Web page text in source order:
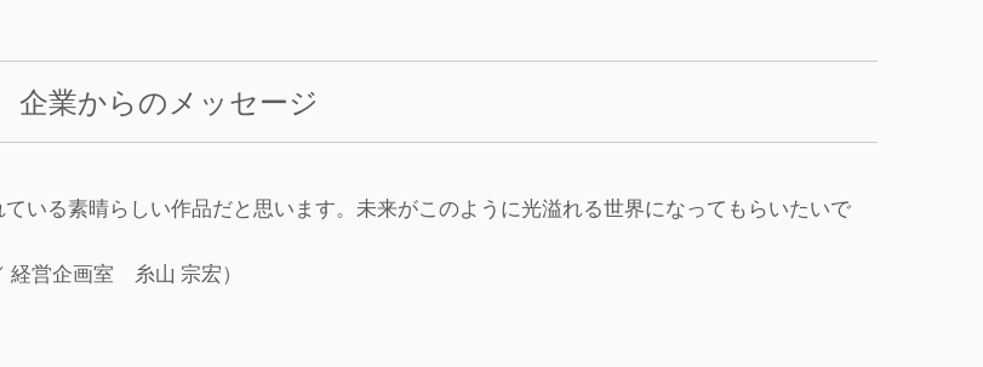
企業からのメッセージ
いる素晴らしい作品だと思います。未来がこのように光溢れる世界になってもらいたいで
経営企画室 糸山 宗宏）